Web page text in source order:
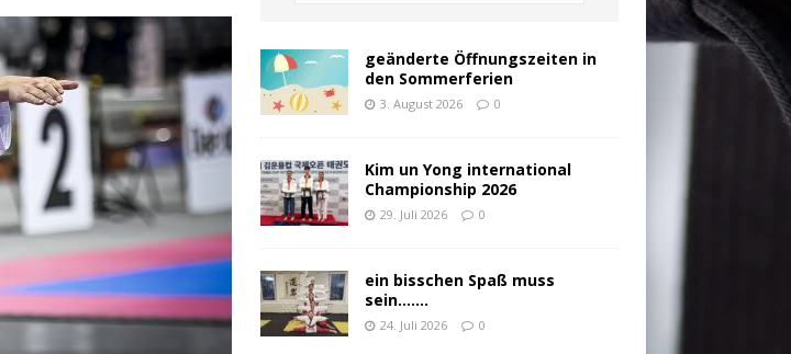
geänderte Öffnungszeiten in
den Sommerferien
3. August 2026 0
Kim un Yong international
Championship 2026
29. Juli 2026 0
ein bisschen Spaß muss
sein…….
24. Juli 2026 0